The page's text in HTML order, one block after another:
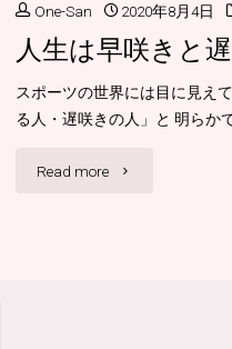
One-San 2020年8月4日
人生は早咲きと
スポーツの世界には目に見え
る人・遅咲きの人」と 明らか
Read more "人